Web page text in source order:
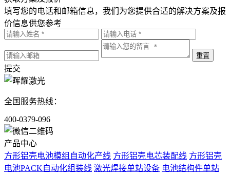
填写您的电话和邮箱信息，我们为您提供合适的解决方案及报
价信息供您参考
提交
全国服务热线：
400-0379-096
产品中心
方形铝壳电池模组自动化产线 方形铝壳电芯装配线 方形铝壳
电池PACK自动化组装线 激光焊接单站设备 电池结构件单站